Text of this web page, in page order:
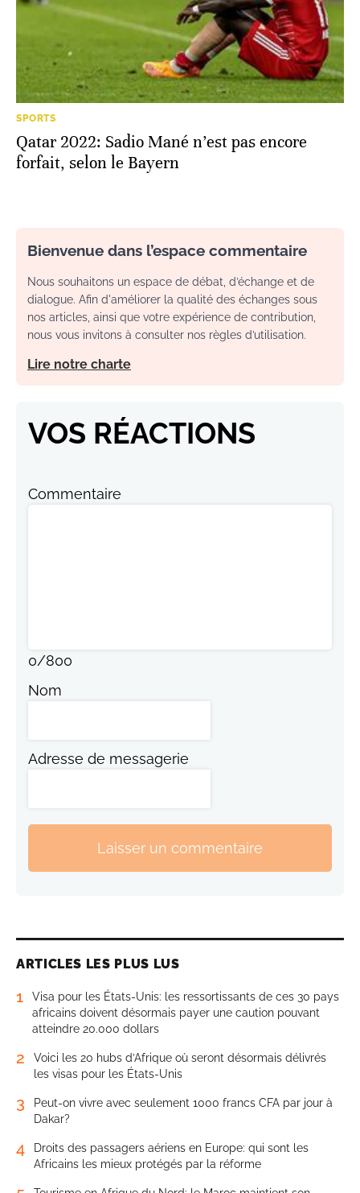
SPORTS
Qatar 2022: Sadio Mané n’est pas encore
forfait, selon le Bayern
Bienvenue dans l’espace commentaire
Nous souhaitons un espace de débat, d’échange et de
dialogue. Afin d'améliorer la qualité des échanges sous
nos articles, ainsi que votre expérience de contribution,
nous vous invitons à consulter nos règles d’utilisation.
Lire notre charte
VOS RÉACTIONS
Commentaire
0/800
Nom
Adresse de messagerie
Laisser un commentaire
ARTICLES LES PLUS LUS
1
Visa pour les États-Unis: les ressortissants de ces 30 pays
africains doivent désormais payer une caution pouvant
atteindre 20.000 dollars
2
Voici les 20 hubs d’Afrique où seront désormais délivrés
les visas pour les États-Unis
3
Peut-on vivre avec seulement 1000 francs CFA par jour à
Dakar?
4
Droits des passagers aériens en Europe: qui sont les
Africains les mieux protégés par la réforme